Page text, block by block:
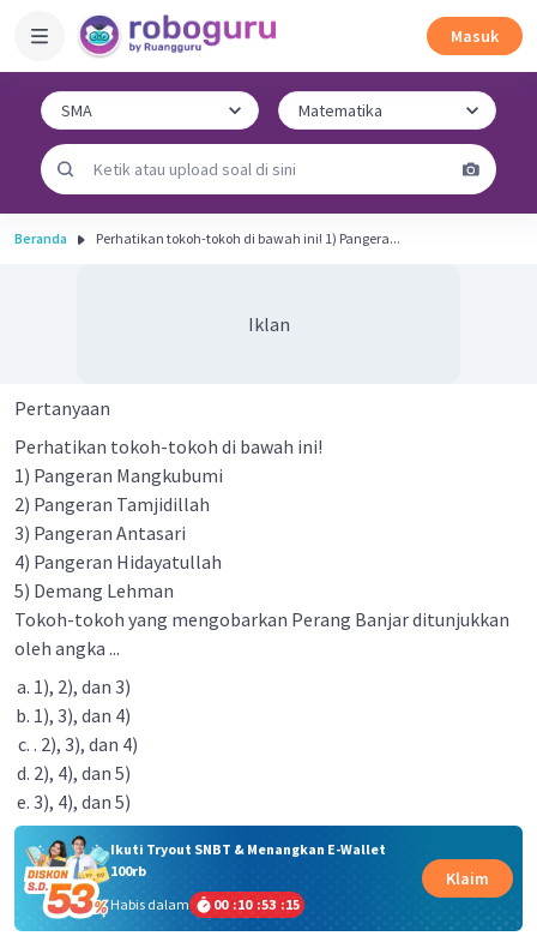
Masuk
Beranda Perhatikan tokoh-tokoh di bawah ini! 1) Pangera...
Iklan
Pertanyaan
Perhatikan tokoh-tokoh di bawah ini!
1) Pangeran Mangkubumi
2) Pangeran Tamjidillah
3) Pangeran Antasari
4) Pangeran Hidayatullah
5) Demang Lehman
Tokoh-tokoh yang mengobarkan Perang Banjar ditunjukkan
oleh angka ...
1), 2), dan 3)
1), 3), dan 4)
. 2), 3), dan 4)
2), 4), dan 5)
3), 4), dan 5)
Ikuti Tryout SNBT & Menangkan E-Wallet
100rb
Habis dalam
00 :10 :53 :15
Klaim